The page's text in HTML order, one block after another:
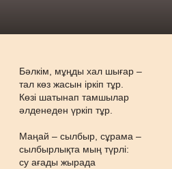
Бәлкім, мұңды хал шығар –
тал көз жасын іркіп тұр.
Көзі шатынап тамшылар
әлденеден үркіп тұр.
Маңай – сылбыр, сұрама –
сылбырлықта мың түрлі:
су ағады жырада